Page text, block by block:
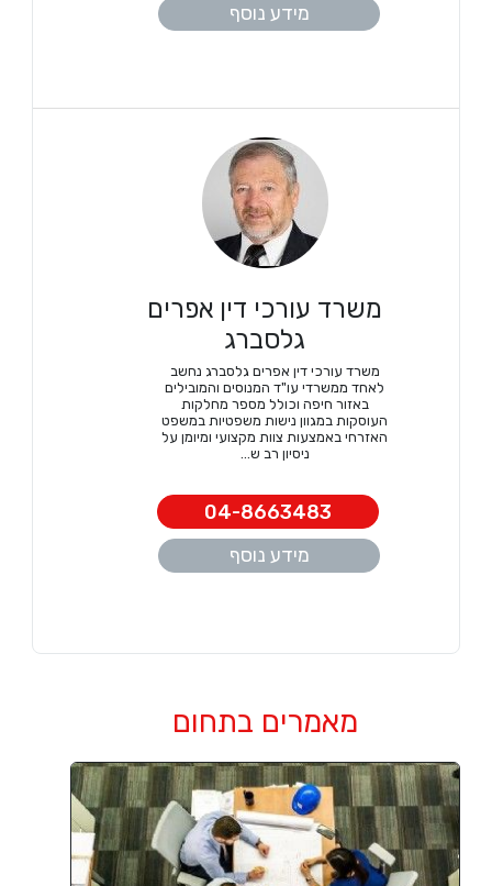
מידע נוסף
משרד עורכי דין אפרים
גלסברג
משרד עורכי דין אפרים גלסברג נחשב
לאחד ממשרדי עו"ד המנוסים והמובילים
באזור חיפה וכולל מספר מחלקות
העוסקות במגוון נישות משפטיות במשפט
האזרחי באמצעות צוות מקצועי ומיומן על
ניסיון רב ש...
04-8663483
מידע נוסף
מאמרים בתחום